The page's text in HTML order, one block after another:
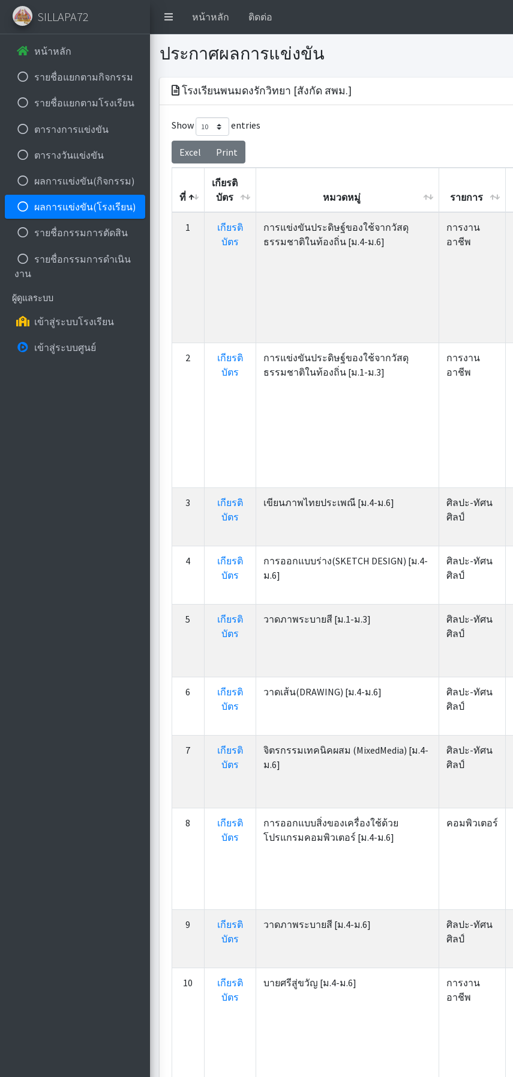
หน้าหลัก ติดต่อ
SILLAPA72
หน้าหลัก
รายชื่อแยกตามกิจกรรม
รายชื่อแยกตามโรงเรียน
ตารางการแข่งขัน
ตารางวันแข่งขัน
ผลการแข่งขัน(กิจกรรม)
ผลการแข่งขัน(โรงเรียน)
รายชื่อกรรมการตัดสิน
รายชื่อกรรมการดำเนิน
งาน
ผู้ดูแลระบบ
เข้าสู่ระบบโรงเรียน
เข้าสู่ระบบศูนย์
ประกาศผลการแข่งขัน
โรงเรียนพนมดงรักวิทยา [สังกัด สพม.]
Show entries
Excel Print
ที่
เกียรติ
บัตร
หมวดหมู่ รายการ
เกียรติ
บัตร
หมวดหมู่
1
เกียรติ
บัตร
การแข่งขันประดิษฐ์ของใช้จากวัสดุ
ธรรมชาติในท้องถิ่น [ม.4-ม.6]
การงาน
อาชีพ
2
เกียรติ
บัตร
การแข่งขันประดิษฐ์ของใช้จากวัสดุ
ธรรมชาติในท้องถิ่น [ม.1-ม.3]
การงาน
อาชีพ
3
เกียรติ
บัตร
เขียนภาพไทยประเพณี [ม.4-ม.6]
ศิลปะ-ทัศน
ศิลป์
4
เกียรติ
บัตร
การออกแบบร่าง(SKETCH DESIGN) [ม.4-
ม.6]
ศิลปะ-ทัศน
ศิลป์
5
เกียรติ
บัตร
วาดภาพระบายสี [ม.1-ม.3]
ศิลปะ-ทัศน
ศิลป์
6
เกียรติ
บัตร
วาดเส้น(DRAWING) [ม.4-ม.6]
ศิลปะ-ทัศน
ศิลป์
7
เกียรติ
บัตร
จิตรกรรมเทคนิคผสม (MixedMedia) [ม.4-
ม.6]
ศิลปะ-ทัศน
ศิลป์
8
เกียรติ
บัตร
การออกแบบสิ่งของเครื่องใช้ด้วย
โปรแกรมคอมพิวเตอร์ [ม.4-ม.6]
คอมพิวเตอร์
9
เกียรติ
บัตร
วาดภาพระบายสี [ม.4-ม.6]
ศิลปะ-ทัศน
ศิลป์
10
เกียรติ
บัตร
บายศรีสู่ขวัญ [ม.4-ม.6]
การงาน
อาชีพ